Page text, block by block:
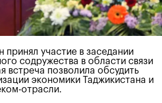
участие в заседании
содружества в области связи
позволила обсудить
экономики Таджикистана и
отрасли.